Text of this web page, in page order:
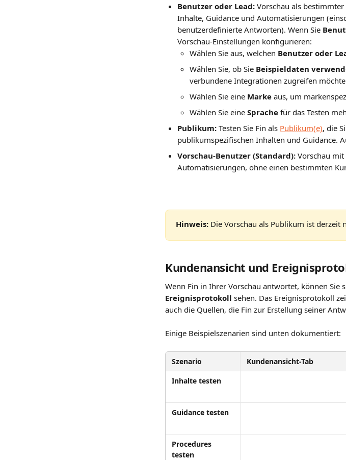
Benutzer oder Lead: Vorschau als
Inhalte, Guidance und Automatisierungen
benutzerdefinierte Antworten). Wenn Sie
Vorschau-Einstellungen konfigurieren:
Wählen Sie aus, welchen Benutzer oder
Wählen Sie, ob Sie Beispieldaten
verbundene Integrationen zugreifen
Wählen Sie eine Marke aus, um
Wählen Sie eine Sprache für das Testen
Publikum: Testen Sie Fin als Publikum(e), die
publikumspezifischen Inhalten und Guidance.
Vorschau-Benutzer (Standard): Vorschau
Automatisierungen, ohne einen bestimmten
Hinweis: Die Vorschau als Publikum ist derzeit
Kundenansicht und
Wenn Fin in Ihrer Vorschau antwortet, können Sie
Ereignisprotokoll sehen. Das Ereignisprotokoll
auch die Quellen, die Fin zur Erstellung seiner
Einige Beispielszenarien sind unten dokumentiert:
Szenario Kundenansicht-Tab
Inhalte testen
Guidance testen
Procedures
testen